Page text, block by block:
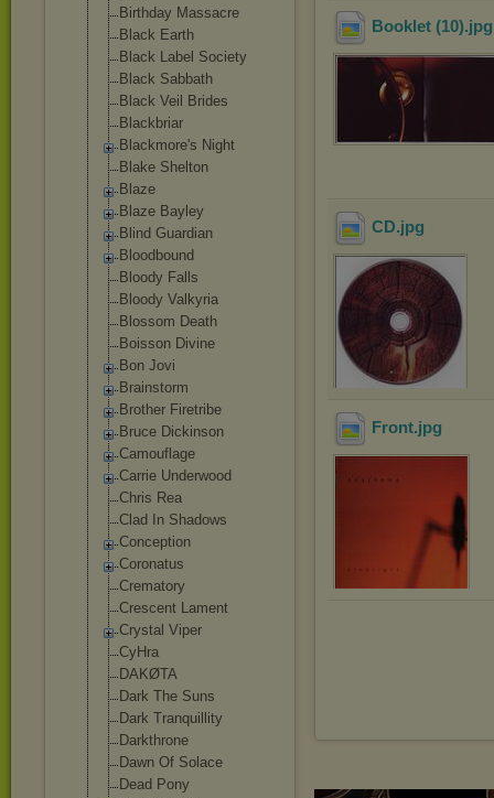
Birthday Massacre
Black Earth
Black Label Society
Black Sabbath
Black Veil Brides
Blackbriar
Blackmore's Night
Blake Shelton
Blaze
Blaze Bayley
Blind Guardian
Bloodbound
Bloody Falls
Bloody Valkyria
Blossom Death
Boisson Divine
Bon Jovi
Brainstorm
Brother Firetribe
Bruce Dickinson
Camouflage
Carrie Underwood
Chris Rea
Clad In Shadows
Conception
Coronatus
Crematory
Crescent Lament
Crystal Viper
CyHra
DAKØTA
Dark The Suns
Dark Tranquillity
Darkthrone
Dawn Of Solace
Dead Pony
Booklet (10)
CD.jpg
Front.jpg